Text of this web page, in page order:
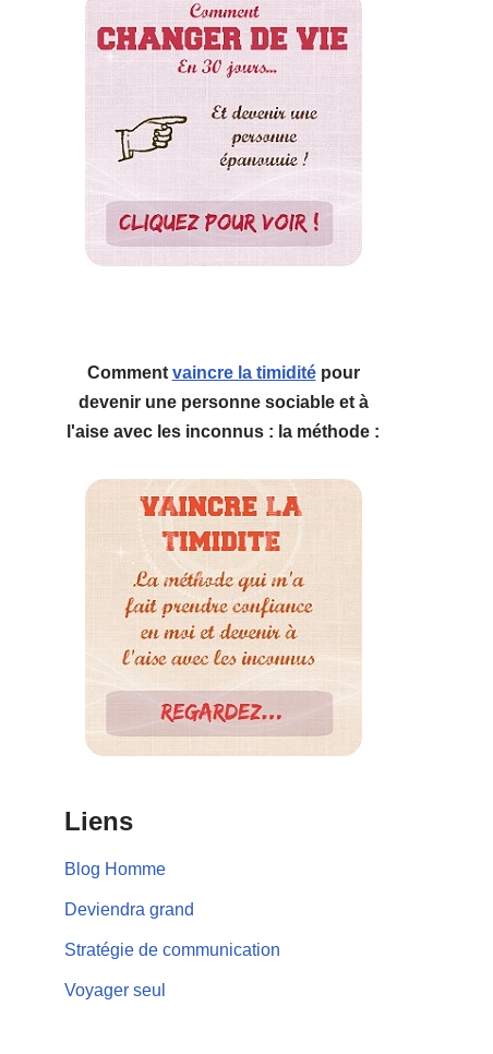
Comment vaincre la timiditépour
devenir une personne sociable et à
l'aise avec les inconnus : la méthode :
Liens
Blog Homme
Deviendra grand
Stratégie de communication
Voyager seul